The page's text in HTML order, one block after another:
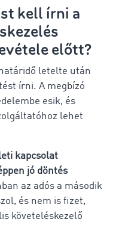
kell írni a
előtt?
letelte után
írni. A megbízó
esik, és
lehet
kapcsolat
jó döntés
az adós a második
és nem is fizet,
követeléskezelő